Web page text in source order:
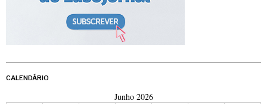
CALENDÁRIO
Junho 2026